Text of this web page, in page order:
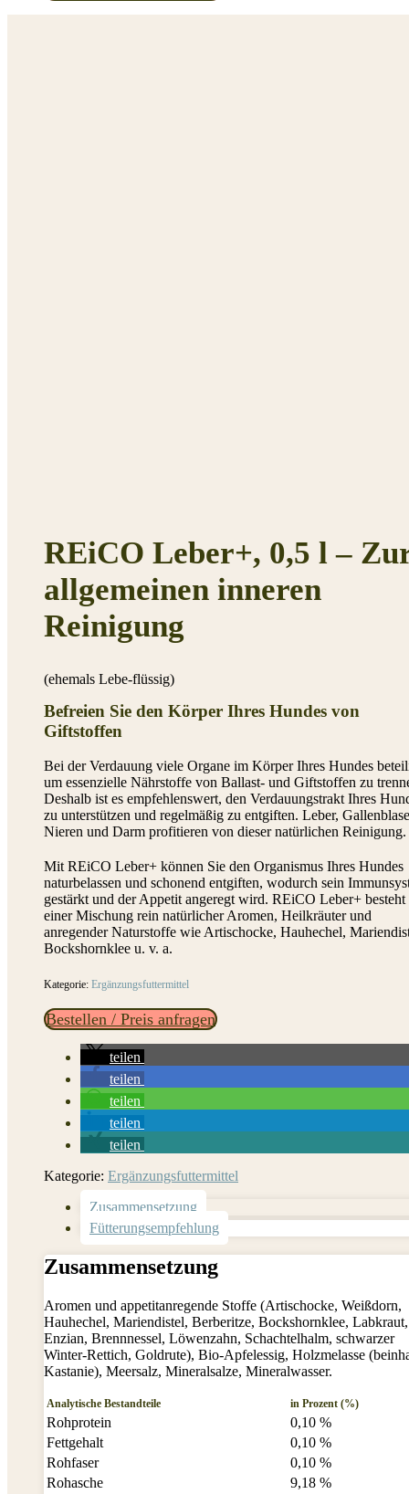
REiCO Leber+, 0,5 l –
allgemeinen inneren
Reinigung
(ehemals Lebe-flüssig)
Befreien Sie den Körper Ihres Hundes von
Giftstoffen
Bei der Verdauung viele Organe im Körper Ihres Hundes
um essenzielle Nährstoffe von Ballast- und Giftstoffen zu
Deshalb ist es empfehlenswert, den Verdauungstrakt Ihres
zu unterstützen und regelmäßig zu entgiften. Leber,
Nieren und Darm profitieren von dieser natürlichen Reinigung.
Mit REiCO Leber+ können Sie den Organismus Ihres Hundes
naturbelassen und schonend entgiften, wodurch sein
gestärkt und der Appetit angeregt wird. REiCO Leber+ besteht
einer Mischung rein natürlicher Aromen, Heilkräuter und
anregender Naturstoffe wie Artischocke, Hauhechel,
Bockshornklee u. v. a.
Kategorie: Ergänzungsfuttermittel
Bestellen / Preis anfragen
teilen
teilen
teilen
teilen
teilen
Kategorie: Ergänzungsfuttermittel
Zusammensetzung
Fütterungsempfehlung
Zusammensetzung
Aromen und appetitanregende Stoffe (Artischocke, Weißdorn,
Hauhechel, Mariendistel, Berberitze, Bockshornklee, Labkraut,
Enzian, Brennnessel, Löwenzahn, Schachtelhalm, schwarzer
Winter-Rettich, Goldrute), Bio-Apfelessig, Holzmelasse
Kastanie), Meersalz, Mineralsalze, Mineralwasser.
Analytische Bestandteile in Prozent (%)
Rohprotein
0,10 %
Fettgehalt
0,10 %
Rohfaser
0,10 %
Rohasche
9,18 %